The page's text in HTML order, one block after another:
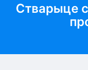
Стварыце